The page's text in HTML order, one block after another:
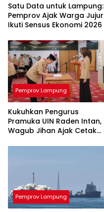
Satu Data untuk Lampung:
Pemprov Ajak Warga Jujur
Ikuti Sensus Ekonomi 2026
Pemprov Lampung
Kukuhkan Pengurus
Pramuka UIN Raden Intan,
Wagub Jihan Ajak Cetak
Indonesia Emas 2045
Pemprov Lampung